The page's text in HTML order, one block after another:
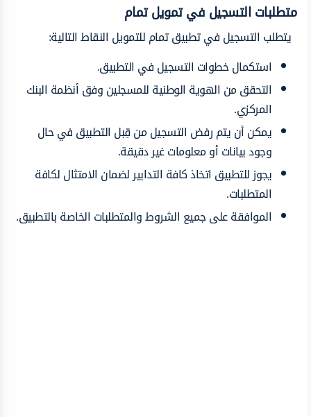
متطلبات التسجيل في تمويل تمام
يتطلب التسجيل في تطبيق تمام للتمويل النقاط التالية:
استكمال خطوات التسجيل في التطبيق.
التحقق من الهوية الوطنية للمسجلين وفق أنظمة البنك
المركزي.
يمكن أن يتم رفض التسجيل من قِبل التطبيق في حال
وجود بيانات أو معلومات غير دقيقة.
يجوز للتطبيق اتخاذ كافة التدابير لضمان الامتثال لكافة
المتطلبات.
الموافقة على جميع الشروط والمتطلبات الخاصة بالتطبيق.